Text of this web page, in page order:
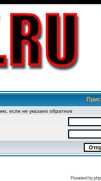
если не указано обратное
Powered by